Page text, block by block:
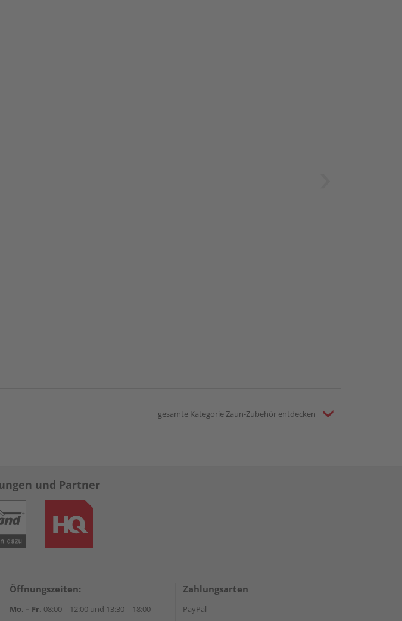
gesamte Kategorie Zaun-Zubehör entdecken
und Partner
Öffnungszeiten:
Mo. – Fr. 08:00 – 12:00 und 13:30 – 18:00
Zahlungsarten
PayPal